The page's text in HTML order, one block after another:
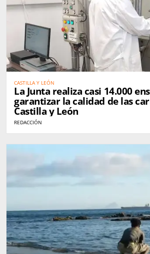
CASTILLA Y LEÓN
La Junta realiza casi 14.000
garantizar la calidad de las
Castilla y León
REDACCIÓN